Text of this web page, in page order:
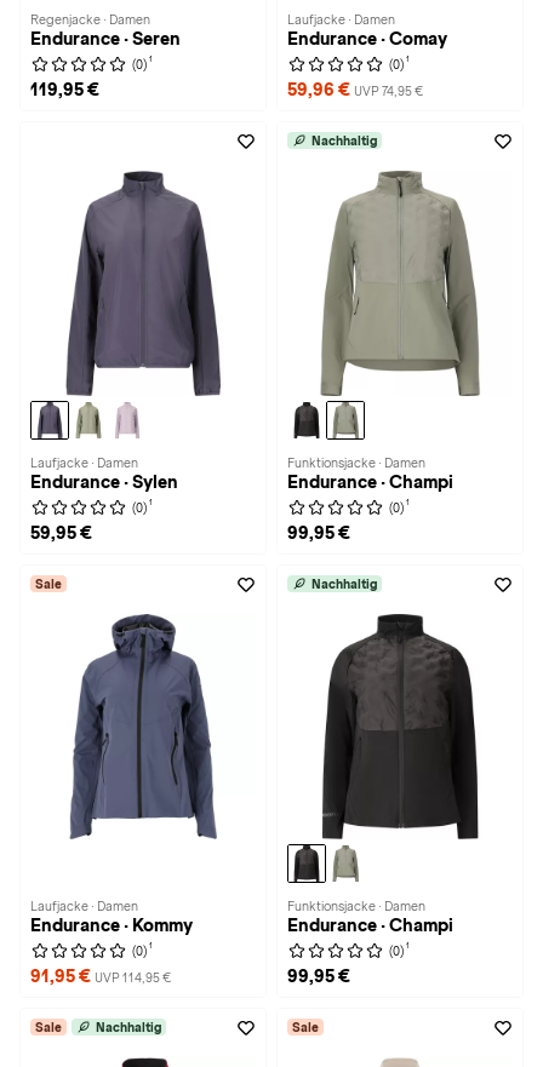
Regenjacke · Damen
Endurance · Seren
(0) 1
119,95 €
Laufjacke · Damen
Endurance · Comay
(0) 1
59,96 € UVP 74,95 €
Laufjacke · Damen
Endurance · Sylen
(0) 1
59,95 €
Nachhaltig
Funktionsjacke · Damen
Endurance · Champi
(0) 1
99,95 €
Sale
Laufjacke · Damen
Endurance · Kommy
(0) 1
91,95 € UVP 114,95 €
Nachhaltig
Funktionsjacke · Damen
Endurance · Champi
(0) 1
99,95 €
Sale Nachhaltig Sale